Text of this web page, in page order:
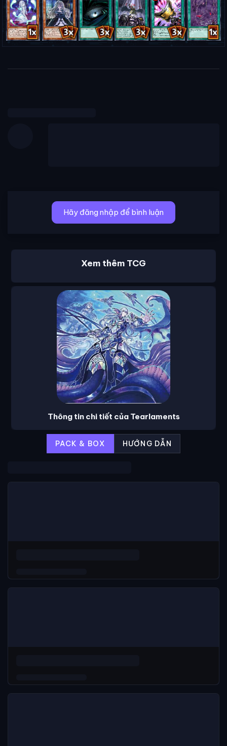
Hãy đăng nhập để bình luận
Xem thêm TCG
Thông tin chi tiết của Tearlaments
PACK & BOX HƯỚNG DẪN